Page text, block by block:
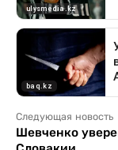
Следующая новость
Шевченко